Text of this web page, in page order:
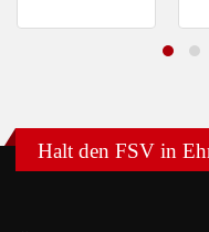
Halt den FSV in